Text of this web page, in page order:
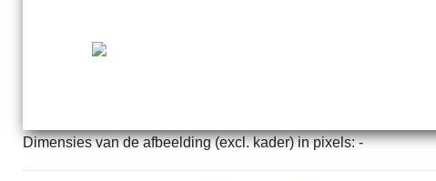
Dimensies van de afbeelding (excl. kader) in pixels: -